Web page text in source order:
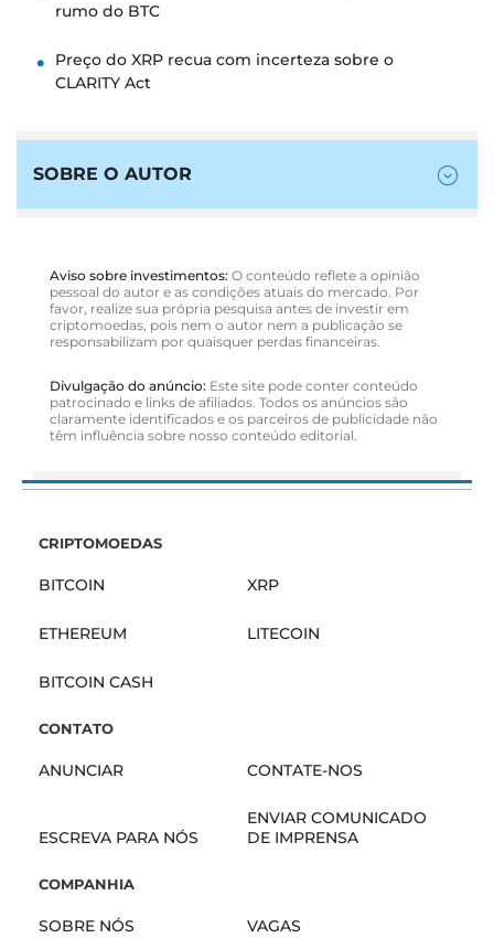
rumo do BTC
Preço do XRP recua com incerteza sobre o
CLARITY Act
SOBRE O AUTOR
Aviso sobre investimentos: O conteúdo reflete a opinião
pessoal do autor e as condições atuais do mercado. Por
favor, realize sua própria pesquisa antes de investir em
criptomoedas, pois nem o autor nem a publicação se
responsabilizam por quaisquer perdas financeiras.
Divulgação do anúncio: Este site pode conter conteúdo
patrocinado e links de afiliados. Todos os anúncios são
claramente identificados e os parceiros de publicidade não
têm influência sobre nosso conteúdo editorial.
CRIPTOMOEDAS
BITCOIN XRP
ETHEREUM LITECOIN
BITCOIN CASH
CONTATO
ANUNCIAR CONTATE-NOS
ESCREVA PARA NÓS
ENVIAR COMUNICADO
DE IMPRENSA
COMPANHIA
SOBRE NÓS VAGAS